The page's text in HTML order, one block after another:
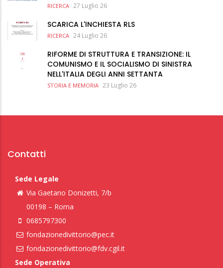
RICERCA 27 Luglio 26
SCARICA L'INCHIESTA RLS
RICERCA 24 Luglio 26
RIFORME DI STRUTTURA E TRANSIZIONE: IL
COMUNISMO E IL SOCIALISMO DI SINISTRA
NELL'ITALIA DEGLI ANNI SETTANTA
STORIA E MEMORIA 23 Luglio 26
Contatti
Sede Legale
Via Gaetano Donizetti, 7/b
00198 – Roma
0685797300
fondazionedivittorio@pec.it
fondazionedivittorio@fdv.cgil.it
Sede Operativa